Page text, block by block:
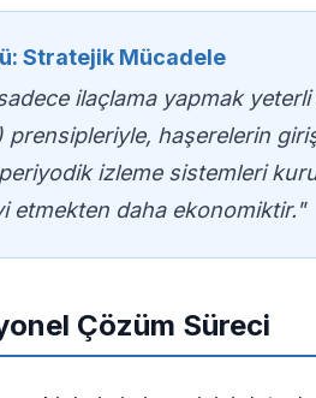
Stratejik Mücadele
ilaçlama yapmak yeterli
prensipleriyle, haşerelerin
izleme sistemleri
etmekten daha ekonomiktir."
Çözüm Süreci